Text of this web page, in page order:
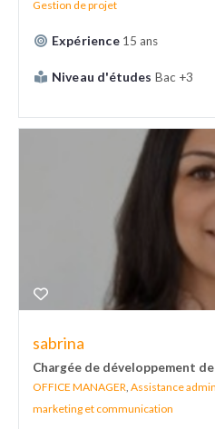
Gestion de projet
Expérience 15 ans
Niveau d'études Bac +3
sabrina
Chargée de développement
OFFICE MANAGER Assistance
marketing et communication